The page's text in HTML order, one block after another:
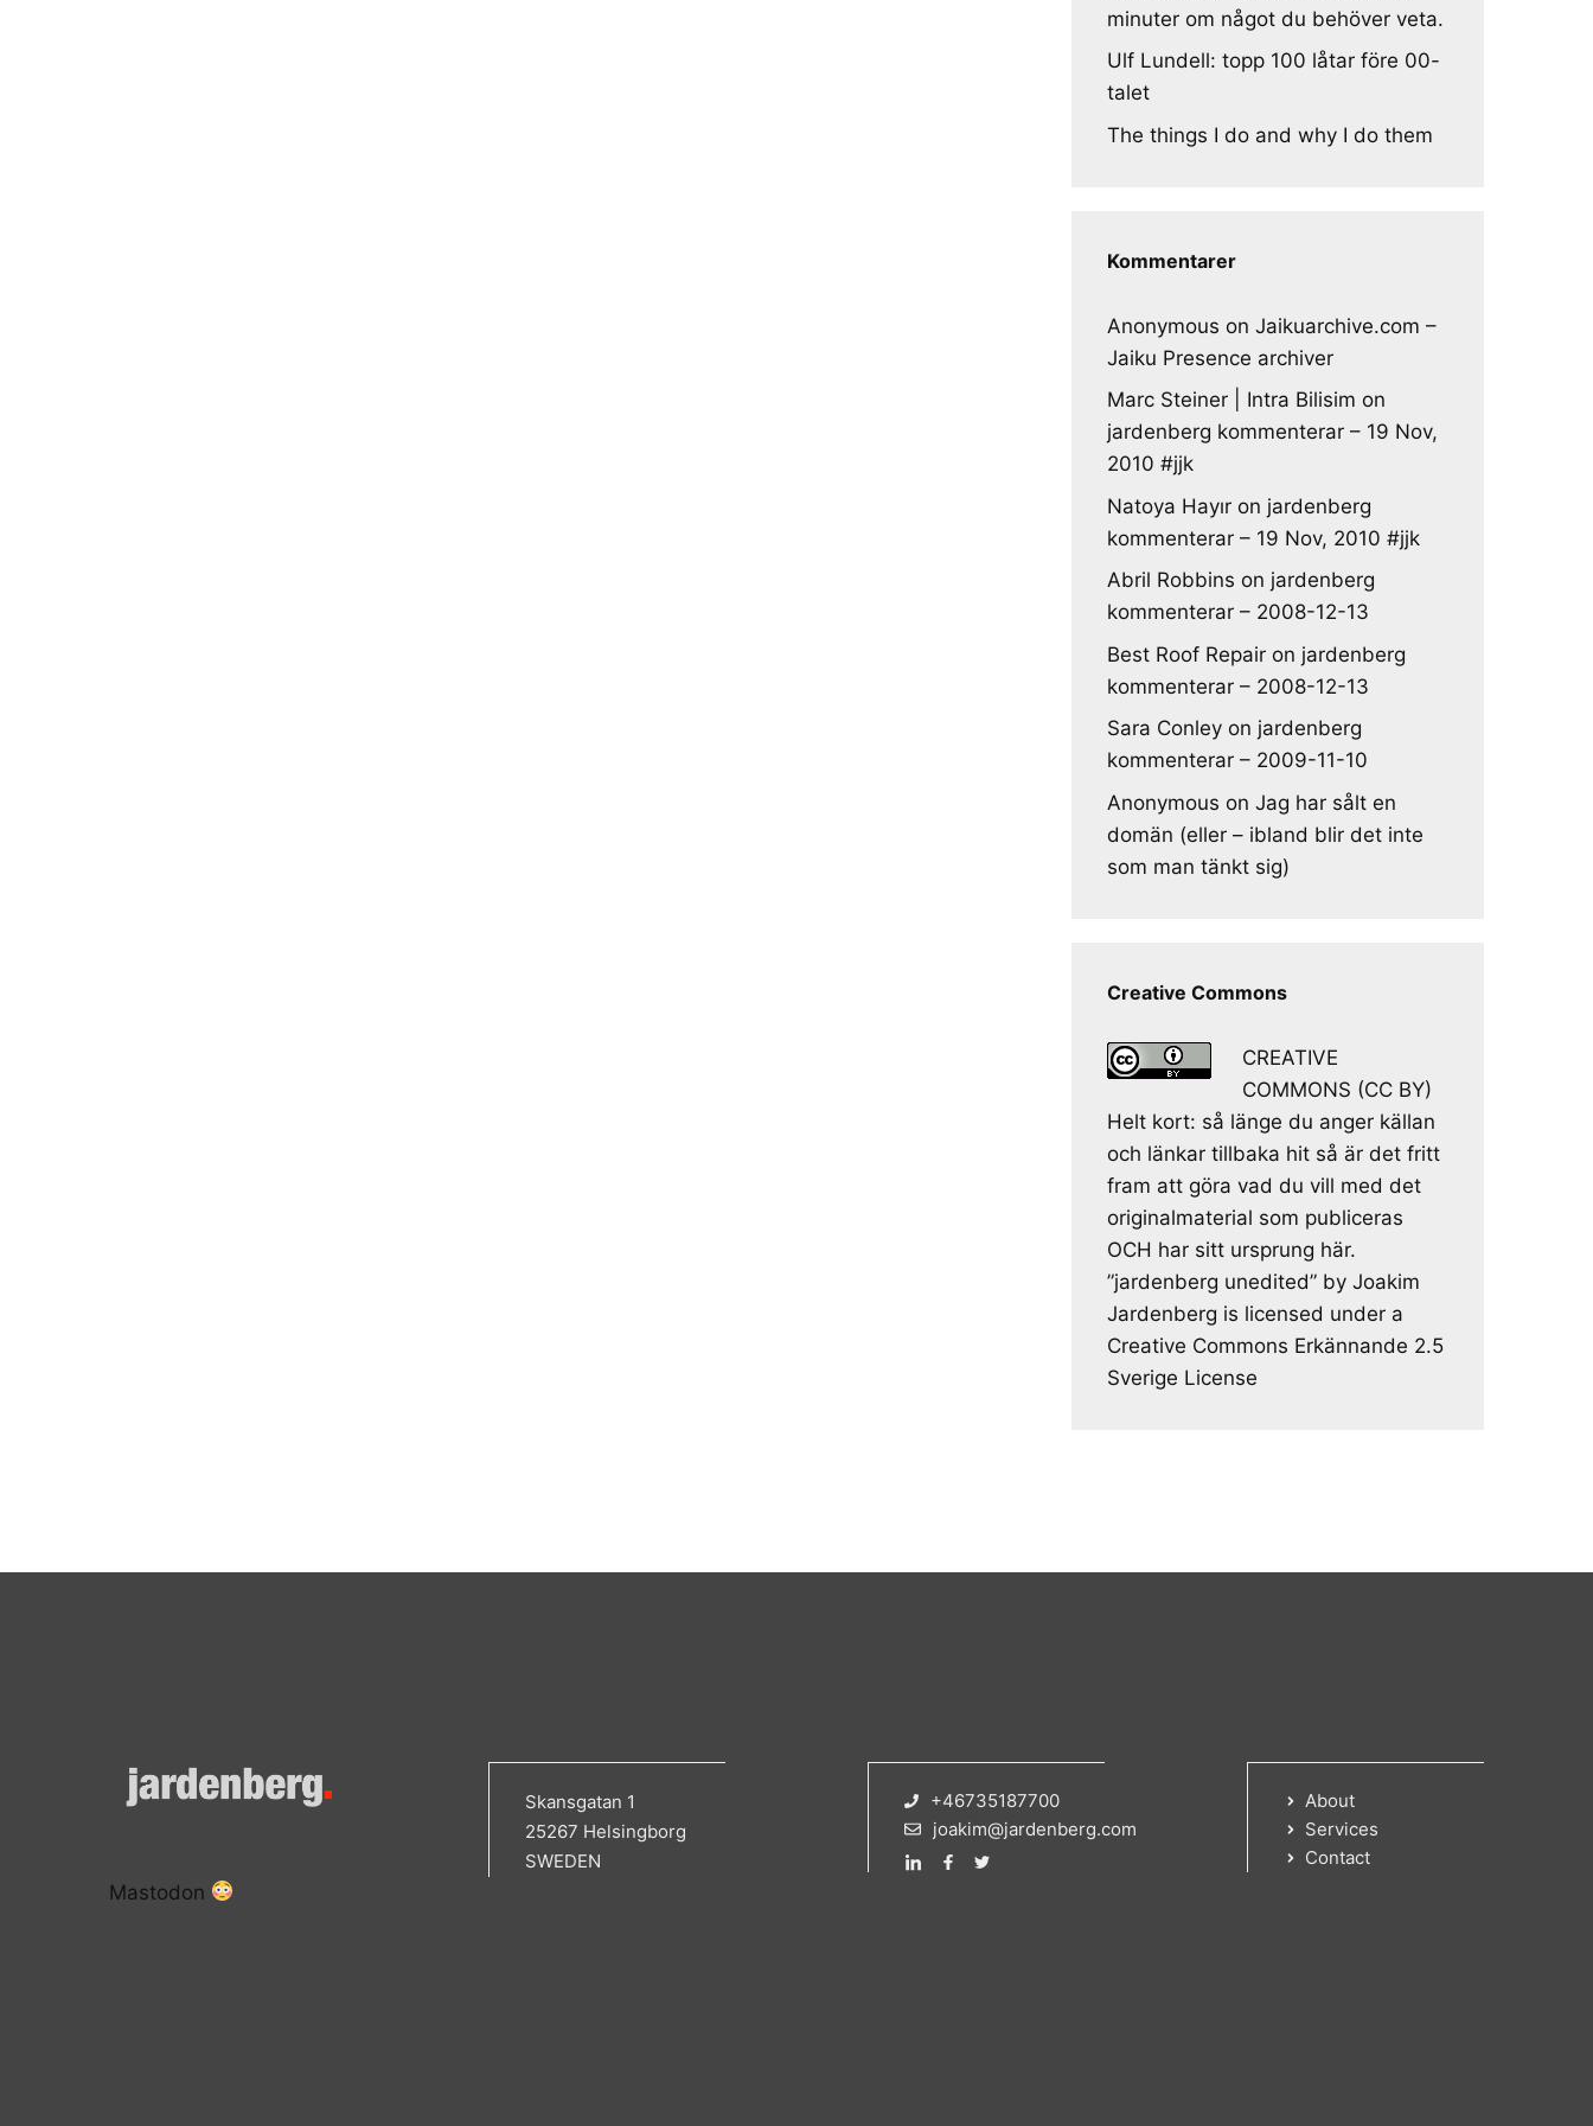
minuter om något du behöver veta.
Ulf Lundell: topp 100 låtar före 00-
talet
The things I do and why I do them
Kommentarer
Anonymous on Jaikuarchive.com –
Jaiku Presence archiver
Marc Steiner | Intra Bilisim on
jardenberg kommenterar – 19 Nov,
2010 #jjk
Natoya Hayır on jardenberg
kommenterar – 19 Nov, 2010 #jjk
Abril Robbins on jardenberg
kommenterar – 2008-12-13
Best Roof Repair on jardenberg
kommenterar – 2008-12-13
Sara Conley on jardenberg
kommenterar – 2009-11-10
Anonymous on Jag har sålt en
domän (eller – ibland blir det inte
som man tänkt sig)
Creative Commons
CREATIVE
COMMONS (CC BY)
Helt kort: så länge du anger källan
och länkar tillbaka hit så är det fritt
fram att göra vad du vill med det
originalmaterial som publiceras
OCH har sitt ursprung här.
”jardenberg unedited” by Joakim
Jardenberg is licensed under a
Creative Commons Erkännande 2.5
Sverige License
Skansgatan 1
25267 Helsingborg
SWEDEN
+46735187700
joakim@jardenberg.com
About
Services
Contact
Mastodon